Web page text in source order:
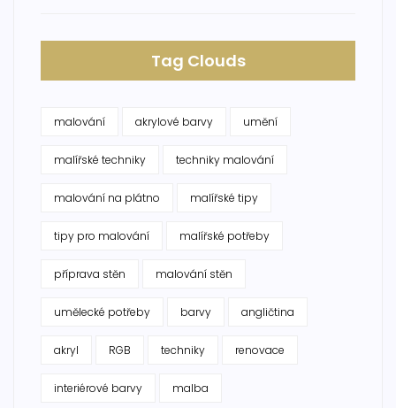
Tag Clouds
malování akrylové barvy umění
malířské techniky techniky malování
malování na plátno malířské tipy
tipy pro malování malířské potřeby
příprava stěn malování stěn
umělecké potřeby barvy angličtina
akryl RGB techniky renovace
interiérové barvy malba